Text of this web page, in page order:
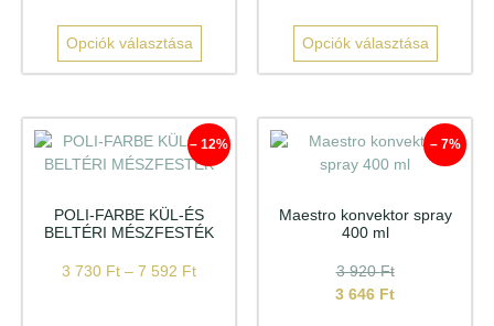
Opciók választása Opciók választása
– 12%
POLI-FARBE KÜL-ÉS
BELTÉRI MÉSZFESTÉK
3 730 Ft – 7 592 Ft
– 7%
Maestro konvektor spray
400 ml
3 920Ft
3 646 Ft